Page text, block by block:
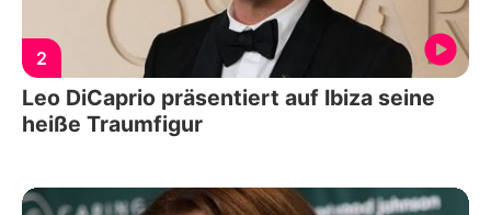
2
Leo DiCaprio präsentiert auf Ibiza seine
heiße Traumfigur